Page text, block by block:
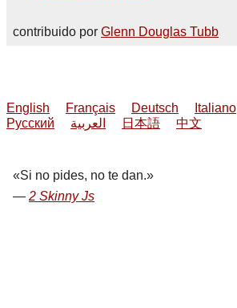
contribuido por Glenn Douglas Tubb
English Français Deutsch Italiano
Русский
العربية 日本語 中文
Si no pides, no te dan.
2 Skinny Js